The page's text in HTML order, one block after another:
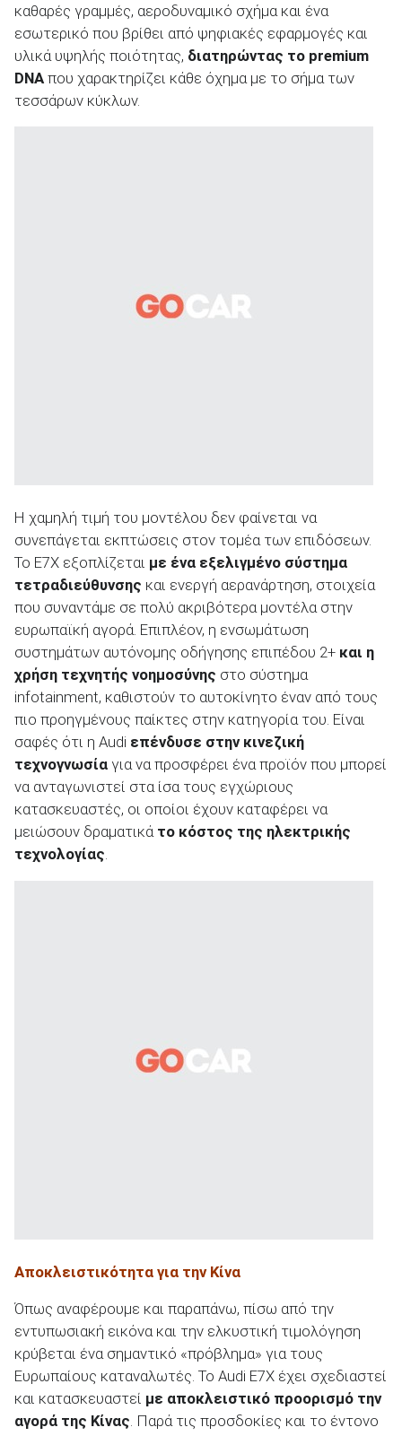
καθαρές γραμμές, αεροδυναμικό σχήμα και ένα
εσωτερικό που βρίθει από ψηφιακές εφαρμογές και
υλικά υψηλής ποιότητας, διατηρώντας το premium
DNA που χαρακτηρίζει κάθε όχημα με το σήμα των
τεσσάρων κύκλων.
Η χαμηλή τιμή του μοντέλου δεν φαίνεται να
συνεπάγεται εκπτώσεις στον τομέα των επιδόσεων.
Το E7X εξοπλίζεται με ένα εξελιγμένο σύστημα
τετραδιεύθυνσης και ενεργή αερανάρτηση, στοιχεία
που συναντάμε σε πολύ ακριβότερα μοντέλα στην
ευρωπαϊκή αγορά. Επιπλέον, η ενσωμάτωση
συστημάτων αυτόνομης οδήγησης επιπέδου 2+ και η
χρήση τεχνητής νοημοσύνης στο σύστημα
infotainment, καθιστούν το αυτοκίνητο έναν από τους
πιο προηγμένους παίκτες στην κατηγορία του. Είναι
σαφές ότι η Audi επένδυσε στην κινεζική
τεχνογνωσία για να προσφέρει ένα προϊόν που μπορεί
να ανταγωνιστεί στα ίσα τους εγχώριους
κατασκευαστές, οι οποίοι έχουν καταφέρει να
μειώσουν δραματικά το κόστος της ηλεκτρικής
τεχνολογίας.
Αποκλειστικότητα για την Κίνα
Όπως αναφέρουμε και παραπάνω, πίσω από την
εντυπωσιακή εικόνα και την ελκυστική τιμολόγηση
κρύβεται ένα σημαντικό «πρόβλημα» για τους
Ευρωπαίους καταναλωτές. Το Audi E7X έχει σχεδιαστεί
και κατασκευαστεί με αποκλειστικό προορισμό την
αγορά της Κίνας. Παρά τις προσδοκίες και το έντονο